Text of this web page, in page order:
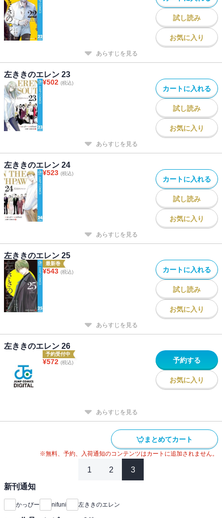
試し読み
お気に入り
あらすじを見る
左ききのエレン 23
¥502 (税込)
カートに入れる
試し読み
お気に入り
あらすじを見る
左ききのエレン 24
¥523 (税込)
カートに入れる
試し読み
お気に入り
あらすじを見る
左ききのエレン 25
最新巻
¥543 (税込) カートに入れる
試し読み
お気に入り
あらすじを見る
左ききのエレン 26
予約受付中
¥572 (税込) 予約する
お気に入り
あらすじを見る
まとめてカート
※無料、予約、入荷通知のコンテンツはカートに追加されません。
1 2 3
新刊通知
かっぴー nifuni 左ききのエレン